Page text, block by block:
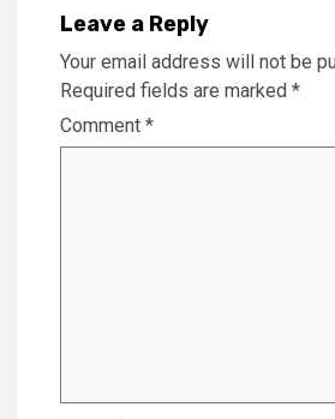
Leave a Reply
Your email address will not be
Required fields are marked *
Comment *